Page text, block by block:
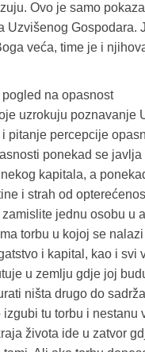
Ovo je samo
Uzvišenog Gospodara.
veća, time je i
na opasnost
uzrokuju poznavanje
i pitanje percepcije
ponekad se javlja
kapitala, a
i strah od
zamislite jednu osobu u
torbu u kojoj se
i kapital, kao i svi
u zemlju gdje joj
ništa drugo do
izgubi tu torbu i nestanu
života ide u zatvor